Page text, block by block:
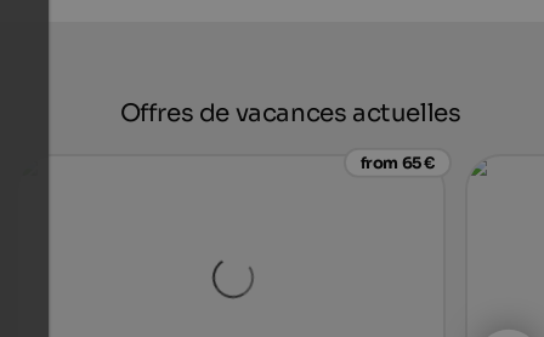
Offres de vacances actuelles
from 65 €